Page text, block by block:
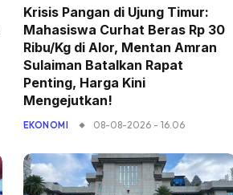
Krisis Pangan di Ujung Timur:
Mahasiswa Curhat Beras Rp 30
Ribu/Kg di Alor, Mentan Amran
Sulaiman Batalkan Rapat
Penting, Harga Kini
Mengejutkan!
EKONOMI 08-08-2026 - 16.06